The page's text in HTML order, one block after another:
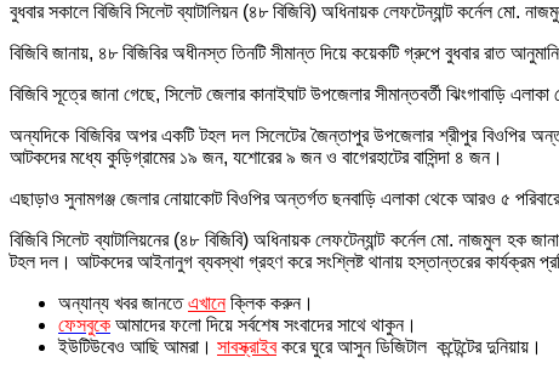
বুধবার সকালে বিজিবি সিলেট ব্যাটালিয়ন (৪৮ বিজিবি) অধিনায়ক লেফটেন্যান্ট কর্নেল মো.
বিজিবি জানায়, ৪৮ বিজিবির অধীনস্ত তিনটি সীমান্ত দিয়ে কয়েকটি গ্রুপে বুধবার রাত
বিজিবি সূত্রে জানা গেছে, সিলেট জেলার কানাইঘাট উপজেলার সীমান্তবর্তী
অন্যদিকে বিজিবির অপর একটি টহল দল সিলেটের জৈন্তাপুর উপজেলার শ্রীপুর
আটকদের মধ্যে কুড়িগ্রামের ১৯ জন, যশোরের ৯ জন ও বাগেরহাটের বাসিন্দা ৪ জন।
এছাড়াও সুনামগঞ্জ জেলার নোয়াকোট বিওপির অন্তর্গত ছনবাড়ি এলাকা থেকে আরও ৫
বিজিবি সিলেট ব্যাটালিয়নের (৪৮ বিজিবি) অধিনায়ক লেফটেন্যান্ট কর্নেল মো. নাজমুল
টহল দল। আটকদের আইনানুগ ব্যবস্থা গ্রহণ করে সংশ্লিষ্ট থানায় হস্তান্তরের কার্যক্রম
অন্যান্য খবর জানতে এখানে ক্লিক করুন।
ফেসবুকে আমাদের ফলো দিয়ে সর্বশেষ সংবাদের সাথে থাকুন।
ইউটিউবেও আছি আমরা। সাবস্ক্রাইব করে ঘুরে আসুন ডিজিটাল কন্টেন্টের দুনিয়ায়।